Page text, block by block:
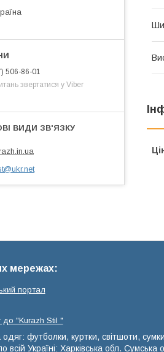
506-86-01
звертатися у Viber
мережах:
портал
до ⁨"Kurazh Stil "
футболки, куртки, світшоти,
всій Україні: Харківська обл.